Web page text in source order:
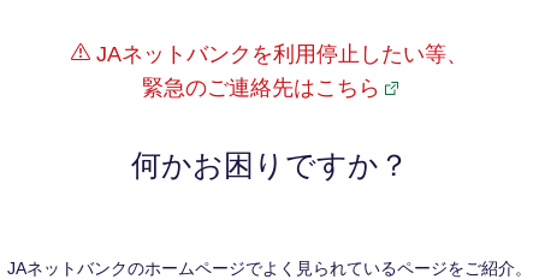
JAネットバンクを利用停止したい等、
緊急のご連絡先はこちら
何かお困りですか？
JAネットバンクのホームページでよく見られているページをご紹介。